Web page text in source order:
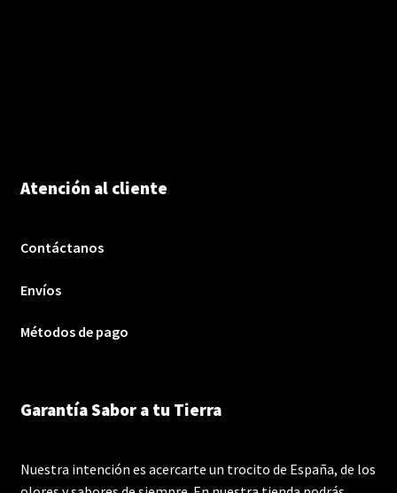
Atención al cliente
Contáctanos
Envíos
Métodos de pago
Garantía Sabor a tu Tierra
Nuestra intención es acercarte un trocito de España, de los